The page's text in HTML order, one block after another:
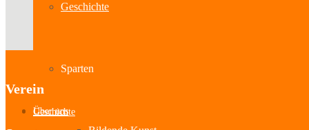
Geschichte
Sparten
Verein
Über uns
Geschichte